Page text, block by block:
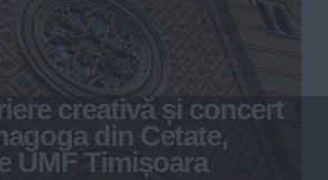
creativă și concert
din Cetate,
UMF Timișoara